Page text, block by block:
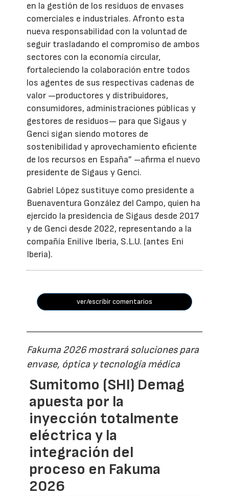
en la gestión de los residuos de envases
comerciales e industriales. Afronto esta
nueva responsabilidad con la voluntad de
seguir trasladando el compromiso de ambos
sectores con la economía circular,
fortaleciendo la colaboración entre todos
los agentes de sus respectivas cadenas de
valor —productores y distribuidores,
consumidores, administraciones públicas y
gestores de residuos— para que Sigaus y
Genci sigan siendo motores de
sostenibilidad y aprovechamiento eficiente
de los recursos en España” –afirma el nuevo
presidente de Sigaus y Genci.
Gabriel López sustituye como presidente a
Buenaventura González del Campo, quien ha
ejercido la presidencia de Sigaus desde 2017
y de Genci desde 2022, representando a la
compañía Enilive Iberia, S.L.U. (antes Eni
Iberia).
ver/escribir comentarios
Fakuma 2026 mostrará soluciones para
envase, óptica y tecnología médica
Sumitomo (SHI) Demag
apuesta por la
inyección totalmente
eléctrica y la
integración del
proceso en Fakuma
2026